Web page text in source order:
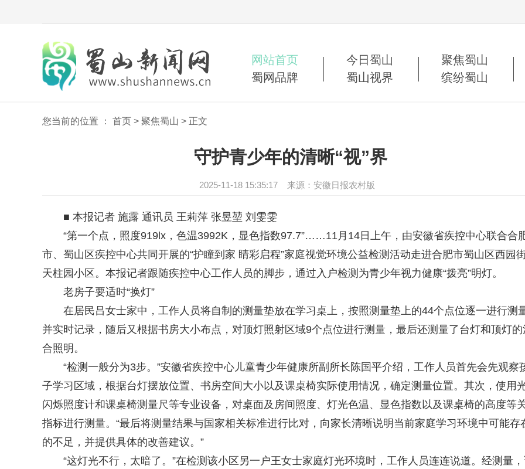
网站首页 今日蜀山 聚焦蜀山
蜀网品牌
蜀山视界 缤纷蜀山
您当前的位置 ： 首页 > 聚焦蜀山 > 正文
守护青少年的清晰“视”界
2025-11-18 15:35:17 来源：安徽日报农村版
■ 本报记者 施露 通讯员 王莉萍 张昱堃 刘雯雯
“第一个点，照度919lx，色温3992K，显色指数97.7”……11月14日上午，由安徽省疾控中心联合合
市、蜀山区疾控中心共同开展的“护瞳到家 睛彩启程”家庭视觉环境公益检测活动走进合肥市蜀山区西园
天柱园小区。本报记者跟随疾控中心工作人员的脚步，通过入户检测为青少年视力健康“拨亮”明灯。
老房子要适时“换灯”
在居民吕女士家中，工作人员将自制的测量垫放在学习桌上，按照测量垫上的44个点位逐一进行测
并实时记录，随后又根据书房大小布点，对顶灯照射区域9个点位进行测量，最后还测量了台灯和顶灯的
合照明。
“检测一般分为3步。”安徽省疾控中心儿童青少年健康所副所长陈国平介绍，工作人员首先会先观察
子学习区域，根据台灯摆放位置、书房空间大小以及课桌椅实际使用情况，确定测量位置。其次，使用
闪烁照度计和课桌椅测量尺等专业设备，对桌面及房间照度、灯光色温、显色指数以及课桌椅的高度等
指标进行测量。“最后将测量结果与国家相关标准进行比对，向家长清晰说明当前家庭学习环境中可能存
的不足，并提供具体的改善建议。”
“这灯光不行，太暗了。”在检测该小区另一户王女士家庭灯光环境时，工作人员连连说道。经测量